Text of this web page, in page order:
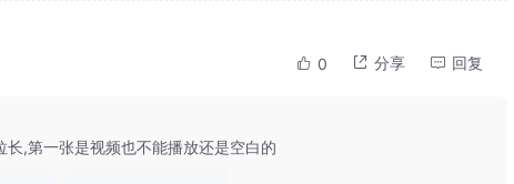
0 分享 回复
,第一张是视频也不能播放还是空白的